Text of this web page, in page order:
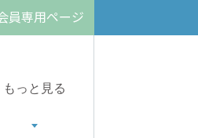
員専用ページ
もっと見る